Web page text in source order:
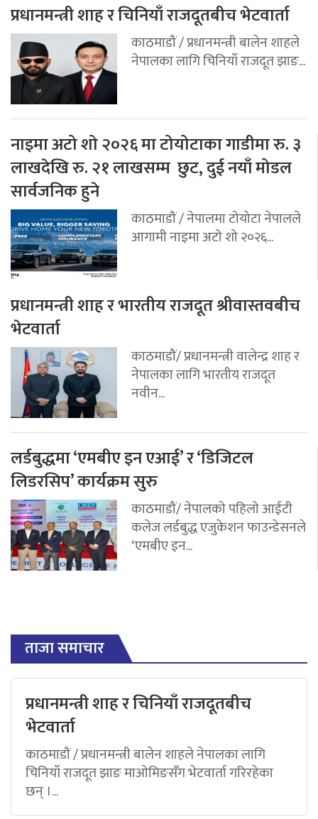
प्रधानमन्त्री शाह र चिनियाँ राजदूतबीच भेटवार्ता
काठमाडौं / प्रधानमन्त्री बालेन शाहले
नेपालका लागि चिनियाँ राजदूत झाङ...
नाइमा अटो शो २०२६ मा टोयोटाका गाडीमा रु. ३
लाखदेखि रु. २१ लाखसम्म छुट, दुई नयाँ मोडल
सार्वजनिक हुने
काठमाडौं / नेपालमा टोयोटा नेपालले
आगामी नाइमा अटो शो २०२६...
प्रधानमन्त्री शाह र भारतीय राजदूत श्रीवास्तवबीच
भेटवार्ता
काठमाडौं/ प्रधानमन्त्री वालेन्द्र शाह र
नेपालका लागि भारतीय राजदूत
नवीन...
लर्डबुद्धमा ‘एमबीए इन एआई’ र ‘डिजिटल
लिडरसिप’ कार्यक्रम सुरु
काठमाडौं/ नेपालको पहिलो आईटी
कलेज लर्डबुद्ध एजुकेशन फाउन्डेसनले
‘एमबीए इन...
ताजा समाचार
प्रधानमन्त्री शाह र चिनियाँ राजदूतबीच
भेटवार्ता
काठमाडौं / प्रधानमन्त्री बालेन शाहले नेपालका लागि
चिनियाँ राजदूत झाङ माओमिङसँग भेटवार्ता गरिरहेका
छन् ।...